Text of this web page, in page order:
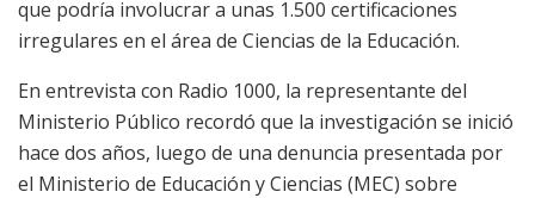
que podría involucrar a unas 1.500 certificaciones
irregulares en el área de Ciencias de la Educación.
En entrevista con Radio 1000, la representante del
Ministerio Público recordó que la investigación se inició
hace dos años, luego de una denuncia presentada por
el Ministerio de Educación y Ciencias (MEC) sobre